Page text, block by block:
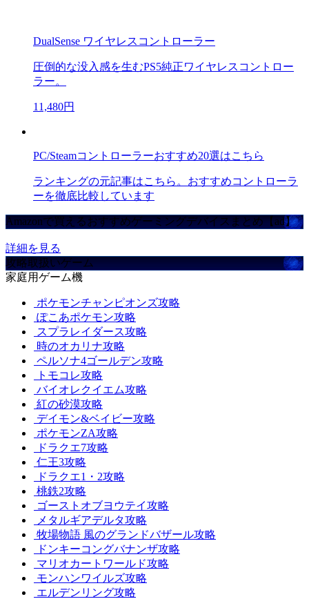
DualSense ワイヤレスコントローラー
圧倒的な没入感を生むPS5純正ワイヤレスコントロー
ラー。
11,480円
PC/Steamコントローラーおすすめ20選はこちら
ランキングの元記事はこちら。おすすめコントローラ
ーを徹底比較しています
Amazonで買えるおすすめゲーミングデバイスまとめ【ad】
詳細を見る
攻略取扱いゲーム
家庭用ゲーム機
ポケモンチャンピオンズ攻略
ぽこあポケモン攻略
スプラレイダース攻略
時のオカリナ攻略
ペルソナ4ゴールデン攻略
トモコレ攻略
バイオレクイエム攻略
紅の砂漠攻略
デイモン&ベイビー攻略
ポケモンZA攻略
ドラクエ7攻略
仁王3攻略
ドラクエ1・2攻略
桃鉄2攻略
ゴーストオブヨウテイ攻略
メタルギアデルタ攻略
牧場物語 風のグランドバザール攻略
ドンキーコングバナンザ攻略
マリオカートワールド攻略
モンハンワイルズ攻略
エルデンリング攻略